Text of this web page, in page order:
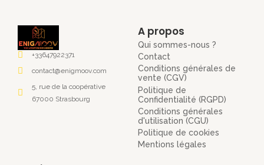
+33647922371
contact@enigmoov.com
5, rue de la coopérative
67000 Strasbourg
A propos
Qui sommes-nous ?
Contact
Conditions générales de
vente (CGV)
Politique de
Confidentialité (RGPD)
Conditions générales
d'utilisation (CGU)
Politique de cookies
Mentions légales